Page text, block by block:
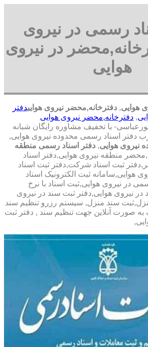
رسمی در نیروی
در نیروی
هوایی
هوایی, دفترخانه,محضر نیروی هواییدفتر
, دفترخانه,محضر نیروی هوایی
آقای پورعباسی- با تخفیف مشاوره رايگان شبانه
دفتر اسناد رسمی محدوده نیروی هوایی,
نیروی هوایی, دفتر اسناد رسمی منطقه
منطقه نیروی هوایی,دفتر اسناد
ثبت اسناد شرکت,دفتر ثبت اسناد
هوایی,سامانه ثبت الکترونیک اسناد
در نیروی هوایی,ثبت اسناد با نرخ
نیروی هوایی,دفتر ثبت سند در نیروی
سند منزل, سیستم رزرو تنظیم سند
صورت آنلاین جهت تنظیم سند , دفتر ثبت